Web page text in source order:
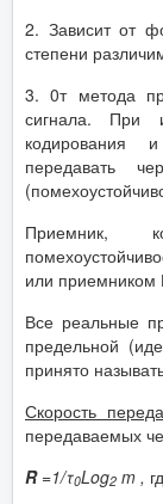
2. Зависит от
степени
3. 0т метода
сигнала. При
кодирования
передавать
Приемник,
или приемником
Все реальные
предельной
принято
Скорость
передаваемых
R=1/τ0Log2 m ,